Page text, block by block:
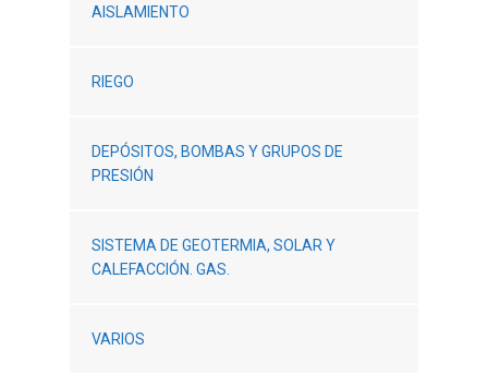
AISLAMIENTO
RIEGO
DEPÓSITOS, BOMBAS Y GRUPOS DE
PRESIÓN
SISTEMA DE GEOTERMIA, SOLAR Y
CALEFACCIÓN. GAS.
VARIOS